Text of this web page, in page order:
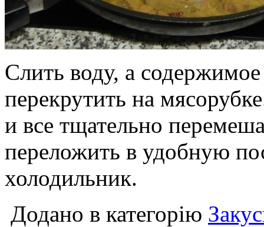
Слить воду, а
перекрутить на
и все тщательно
переложить в удобную
холодильник.
Додано в категорію